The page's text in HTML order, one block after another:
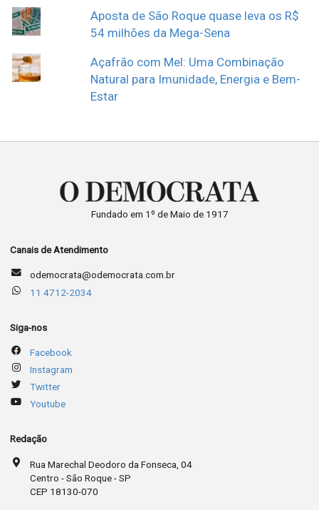
Aposta de São Roque quase leva os R$
54 milhões da Mega-Sena
Açafrão com Mel: Uma Combinação
Natural para Imunidade, Energia e Bem-
Estar
Fundado em 1º de Maio de 1917
Canais de Atendimento
odemocrata@odemocrata.com.br
11 4712-2034
Siga-nos
Facebook
Instagram
Twitter
Youtube
Redação
Rua Marechal Deodoro da Fonseca, 04
Centro - São Roque - SP
CEP 18130-070